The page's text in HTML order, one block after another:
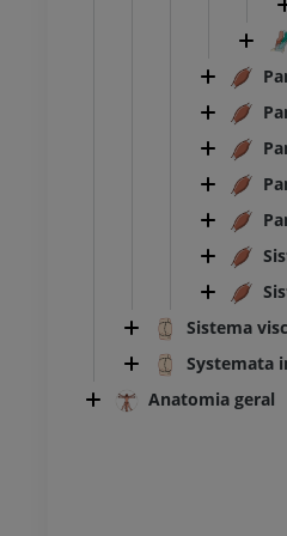
Sistema
Systemata
Anatomia geral